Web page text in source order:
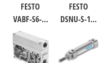
FESTO
VABF-S6-1-
P1A7-G12
软启动阀
539231
FESTO
DSNU-S-16-
气缸 行程
40mm 缸径